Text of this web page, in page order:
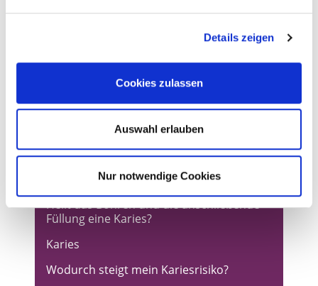
Details zeigen
Cookies zulassen
Auswahl erlauben
Nur notwendige Cookies
Was ist Karies?
Muss bei Karies immer gebohrt werden?
Heilt das Bohren und die anschließende
Füllung eine Karies?
Karies
Wodurch steigt mein Kariesrisiko?